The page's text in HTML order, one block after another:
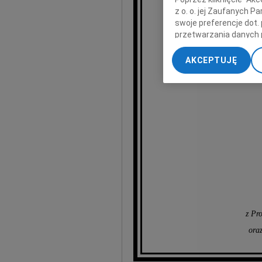
z
z o. o. jej Zaufanych
swoje preferencje dot.
przetwarzania danych
„Ustawienia
My, nasi Zaufani
dokładnych danych
Przechowywanie
AKCEPTUJĘ